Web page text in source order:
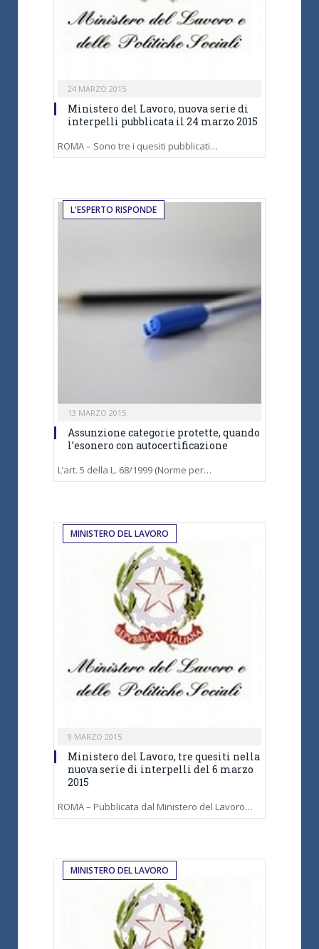
24 MARZO 2015
Ministero del Lavoro, nuova serie di
interpelli pubblicata il 24 marzo 2015
ROMA – Sono tre i quesiti pubblicati…
L'ESPERTO RISPONDE
13 MARZO 2015
Assunzione categorie protette, quando
l’esonero con autocertificazione
L’art. 5 della L. 68/1999 (Norme per…
MINISTERO DEL LAVORO
9 MARZO 2015
Ministero del Lavoro, tre quesiti nella
nuova serie di interpelli del 6 marzo
2015
ROMA – Pubblicata dal Ministero del Lavoro…
MINISTERO DEL LAVORO